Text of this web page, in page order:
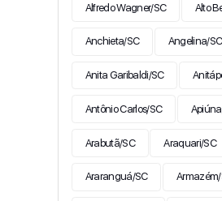
Alfredo Wagner/SC Alto
Anchieta/SC Angelina/SC
Anita Garibaldi/SC
Antônio Carlos/SC
Arabutã/SC Araquari/SC
Araranguá/SC